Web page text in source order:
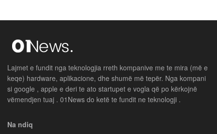
Lajmet e fundit nga teknologjia rreth kompanive me te mira (më e
keqe) hardware, aplikacione, dhe shumë më tepër. Nga kompani
si google , apple e deri te ato startupet e vogla që po kërkojnë
vëmendjen tuaj . 01News do ketë te fundit ne teknologji .
Na ndiq